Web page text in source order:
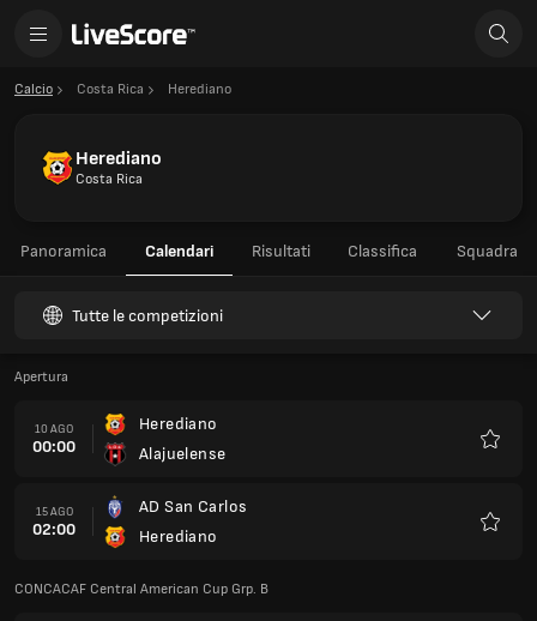
Calcio Costa Rica Herediano
Herediano
Costa Rica
Panoramica Calendari Risultati Classifica Squadra
Tutte le competizioni
Apertura
10 AGO
00:00
Herediano
Alajuelense
15 AGO
02:00
AD San Carlos
Herediano
CONCACAF Central American Cup Grp. B